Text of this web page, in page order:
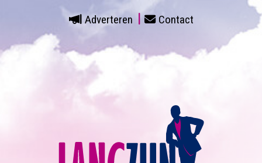
Adverteren Contact